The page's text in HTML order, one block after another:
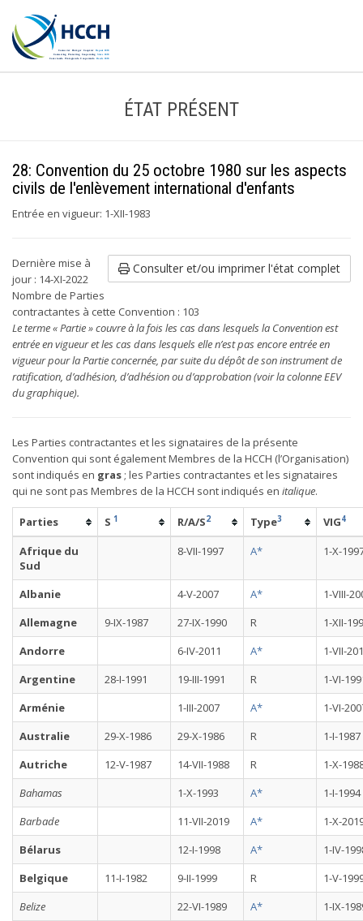
ÉTAT PRÉSENT
28: Convention du 25 octobre 1980 sur les aspects
civils de l'enlèvement international d'enfants
Entrée en vigueur: 1-XII-1983
Consulter et/ou imprimer l'état complet
Dernière mise à
jour : 14-XI-2022
Nombre de Parties
contractantes à cette Convention : 103
Le terme « Partie » couvre à la fois les cas dans lesquels la Convention est
entrée en vigueur et les cas dans lesquels elle n’est pas encore entrée en
vigueur pour la Partie concernée, par suite du dépôt de son instrument de
ratification, d’adhésion, d’adhésion ou d’approbation (voir la colonne EEV
du graphique).
Les Parties contractantes et les signataires de la présente
Convention qui sont également Membres de la HCCH (l’Organisation)
sont indiqués en gras ; les Parties contractantes et les signataires
qui ne sont pas Membres de la HCCH sont indiqués en italique.
Parties S 1 R/A/S2 Type3 VIG4
Afrique du
Sud
8-VII-1997 A* 1-X-
Albanie 4-V-2007 A*
1-VIII-
Allemagne
9-IX-1987 27-IX-1990 R
1-XII-
Andorre
6-IV-2011 A*
1-VII-
Argentine
28-I-1991 19-III-1991 R
1-VI-
Arménie
1-III-2007 A*
1-VI-
Australie
29-X-1986 29-X-1986 R
1-I-1987
Autriche
12-V-1987 14-VII-1988 R
1-X-
Bahamas
1-X-1993 A*
1-I-1994
Barbade
11-VII-2019 A*
1-X-
Bélarus
12-I-1998 A*
1-IV-
Belgique
11-I-1982 9-II-1999 R
1-V-
Belize
22-VI-1989 A*
1-IX-